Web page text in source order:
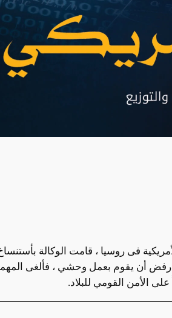
فى روسيا ، قامت الوكالة
رفض أن يقوم بعمل وحشي ، فألغى المهمة
الأمن القومي للبلاد.